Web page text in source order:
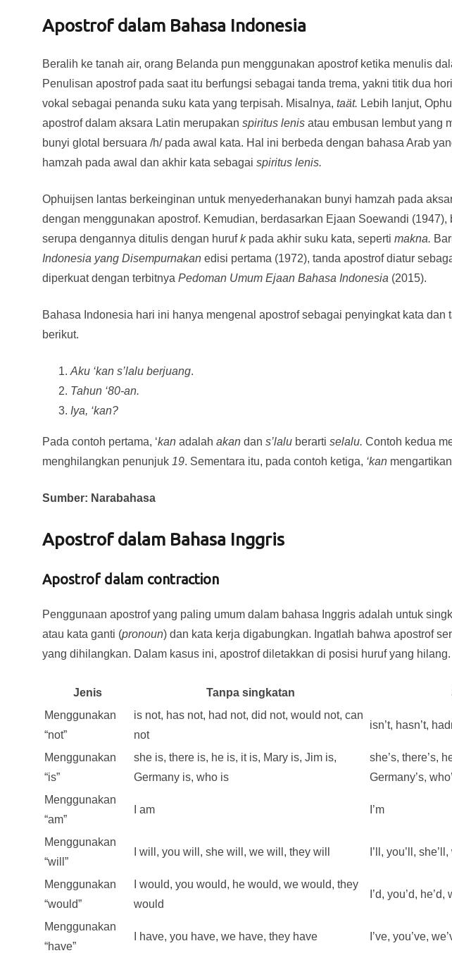
Apostrof dalam Bahasa Indonesia
Beralih ke tanah air, orang Belanda pun menggunakan apostrof ketika menulis
Penulisan apostrof pada saat itu berfungsi sebagai tanda trema, yakni titik dua
vokal sebagai penanda suku kata yang terpisah. Misalnya, taät. Lebih lanjut,
apostrof dalam aksara Latin merupakan spiritus lenis atau embusan lembut yang
bunyi glotal bersuara /h/ pada awal kata. Hal ini berbeda dengan bahasa Arab
hamzah pada awal dan akhir kata sebagai spiritus lenis.
Ophuijsen lantas berkeinginan untuk menyederhanakan bunyi hamzah pada
dengan menggunakan apostrof. Kemudian, berdasarkan Ejaan Soewandi (1947),
serupa dengannya ditulis dengan hurufk pada akhir suku kata, seperti makna.
Indonesia yang Disempurnakan edisi pertama (1972), tanda apostrof diatur
diperkuat dengan terbitnya Pedoman Umum Ejaan Bahasa Indonesia (2015).
Bahasa Indonesia hari ini hanya mengenal apostrof sebagai penyingkat kata dan
berikut.
Aku ‘kan s’lalu berjuang.
Tahun ‘80-an.
Iya, ‘kan?
Pada contoh pertama, ‘kan adalah akan dan s’lalu berarti selalu. Contoh kedua
menghilangkan penunjuk 19. Sementara itu, pada contoh ketiga, ‘kan mengartikan
Sumber: Narabahasa
Apostrof dalam Bahasa Inggris
Apostrof dalam contraction
Penggunaan apostrof yang paling umum dalam bahasa Inggris adalah untuk
atau kata ganti (pronoun) dan kata kerja digabungkan. Ingatlah bahwa apostrof
yang dihilangkan. Dalam kasus ini, apostrof diletakkan di posisi huruf yang hilang.
Jenis Tanpa singkatan
Menggunakan
“not”
is not, has not, had not, did not, would not, can
not
isn’t, hasn’t,
Menggunakan
“is”
she is, there is, he is, it is, Mary is, Jim is,
Germany is, who is
she’s, there’s,
Germany’s,
Menggunakan
“am”
I am I’m
Menggunakan
“will”
I will, you will, she will, we will, they will I’ll, you’ll, she’ll,
Menggunakan
“would”
I would, you would, he would, we would, they
would
I’d, you’d, he’d,
Menggunakan
“have”
I have, you have, we have, they have I’ve, you’ve,